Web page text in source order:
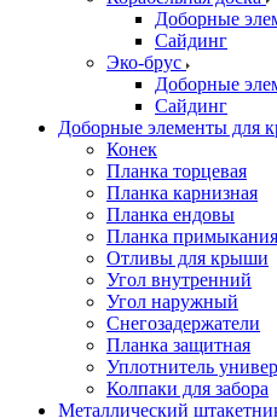
Доборные
Сайдинг
Эко-брус
Доборные
Сайдинг
Доборные элементы для
Конек
Планка торцевая
Планка карнизная
Планка ендовы
Планка примыкания
Отливы для крыши
Угол внутренний
Угол наружный
Снегозадержатели
Планка защитная
Уплотнитель
Колпаки для забора
Металлический